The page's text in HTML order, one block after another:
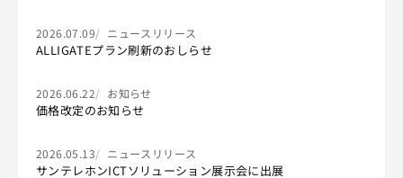
2026.07.09 ニュースリリース
ALLIGATEプラン刷新のおしらせ
2026.06.22 お知らせ
価格改定のお知らせ
2026.05.13 ニュースリリース
サンテレホンICTソリューション展示会に出展